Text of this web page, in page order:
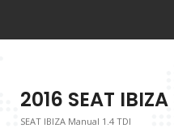
2016 SEAT IBIZA
SEAT IBIZA Manual 1.4 TDI